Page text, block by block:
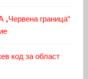
граница“
код за област